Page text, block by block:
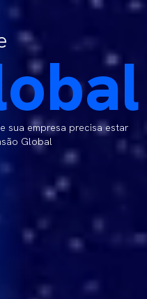
sua empresa precisa estar
Global